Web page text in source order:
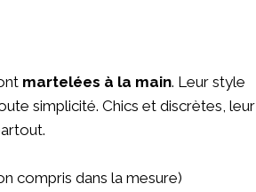
martelées à la main. Leur style
simplicité. Chics et discrètes, leur
compris dans la mesure)